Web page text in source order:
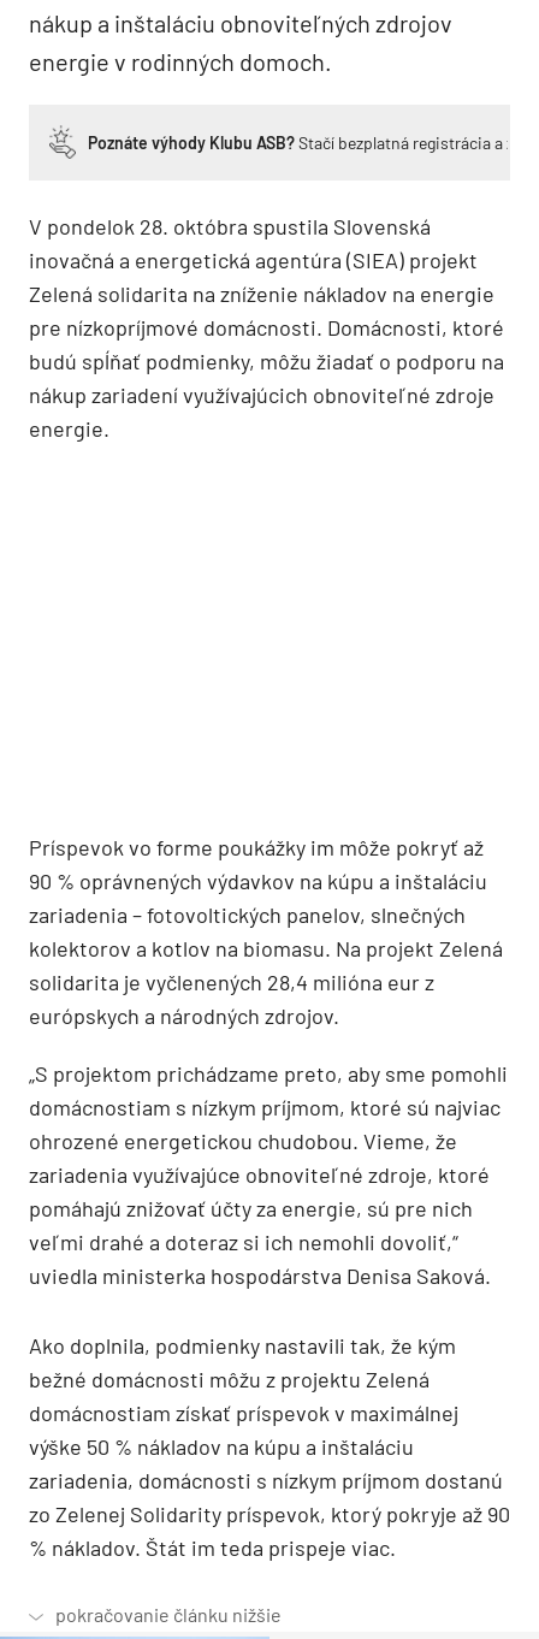
nákup a inštaláciu obnoviteľných zdrojov
energie v rodinných domoch.
Poznáte výhody Klubu ASB?Stačí bezplatná registrácia a
V pondelok 28. októbra spustila Slovenská
inovačná a energetická agentúra (SIEA) projekt
Zelená solidarita na zníženie nákladov na energie
pre nízkopríjmové domácnosti. Domácnosti, ktoré
budú spĺňať podmienky, môžu žiadať o podporu na
nákup zariadení využívajúcich obnoviteľné zdroje
energie.
Príspevok vo forme poukážky im môže pokryť až
90 % oprávnených výdavkov na kúpu a inštaláciu
zariadenia – fotovoltických panelov, slnečných
kolektorov a kotlov na biomasu. Na projekt Zelená
solidarita je vyčlenených 28,4 milióna eur z
európskych a národných zdrojov.
„S projektom prichádzame preto, aby sme pomohli
domácnostiam s nízkym príjmom, ktoré sú najviac
ohrozené energetickou chudobou. Vieme, že
zariadenia využívajúce obnoviteľné zdroje, ktoré
pomáhajú znižovať účty za energie, sú pre nich
veľmi drahé a doteraz si ich nemohli dovoliť,“
uviedla ministerka hospodárstva Denisa Saková.
Ako doplnila, podmienky nastavili tak, že kým
bežné domácnosti môžu z projektu Zelená
domácnostiam získať príspevok v maximálnej
výške 50 % nákladov na kúpu a inštaláciu
zariadenia, domácnosti s nízkym príjmom dostanú
zo Zelenej Solidarity príspevok, ktorý pokryje až 90
% nákladov. Štát im teda prispeje viac.